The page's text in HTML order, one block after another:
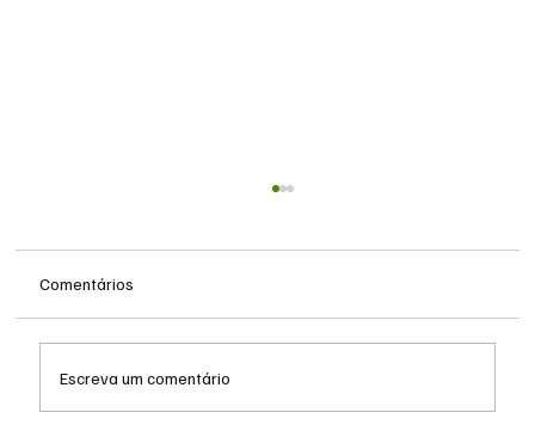
Comentários
Escreva um comentário